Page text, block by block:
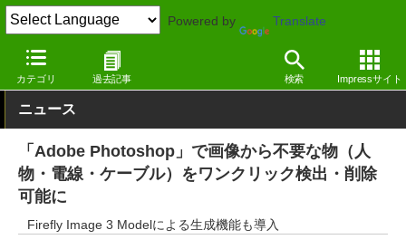
Powered by Translate
カテゴリ 過去記事 検索 Impressサイト
窓の杜 生成AI 画像生成
ニュース
「Adobe Photoshop」で画像から不要な物（人
物・電線・ケーブル）をワンクリック検出・削除
可能に
Firefly Image 3 Modelによる生成機能も導入